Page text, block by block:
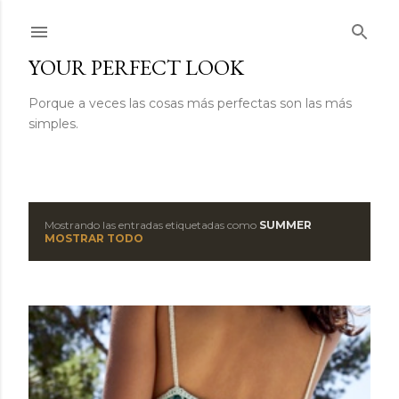
YOUR PERFECT LOOK
Porque a veces las cosas más perfectas son las más
simples.
t
r
a
Mostrando las entradas etiquetadas como SUMMER
MOSTRAR TODO